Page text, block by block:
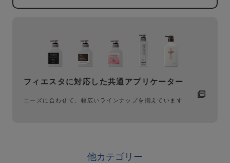
フィエスタに対応した共通アプリケーター
ニーズに合わせて、幅広いラインナップを揃えています
他カテゴリー